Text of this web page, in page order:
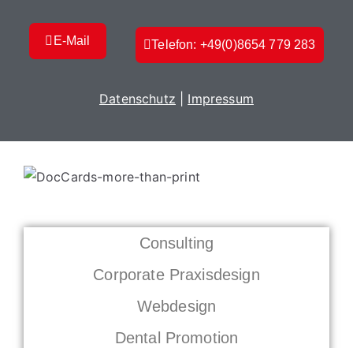
E-Mail Telefon: +49(0)8654 779 283
Datenschutz Impressum
Consulting
Corporate Praxisdesign
Webdesign
Dental Promotion